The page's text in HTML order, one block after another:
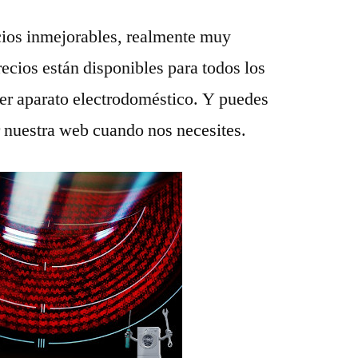
inmejorables, realmente muy
están disponibles para todos los
aparato electrodoméstico. Y puedes
web cuando nos necesites.